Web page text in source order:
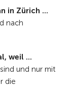
in Zürich ...
nach
weil ...
und nur mit
die